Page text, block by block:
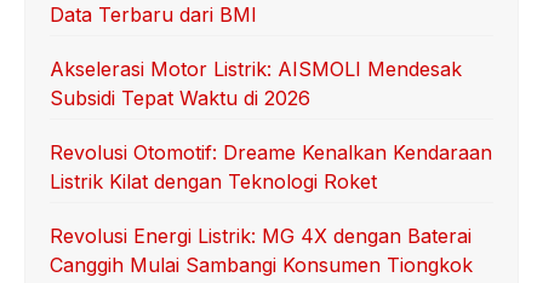
Data Terbaru dari BMI
Akselerasi Motor Listrik: AISMOLI Mendesak
Subsidi Tepat Waktu di 2026
Revolusi Otomotif: Dreame Kenalkan Kendaraan
Listrik Kilat dengan Teknologi Roket
Revolusi Energi Listrik: MG 4X dengan Baterai
Canggih Mulai Sambangi Konsumen Tiongkok